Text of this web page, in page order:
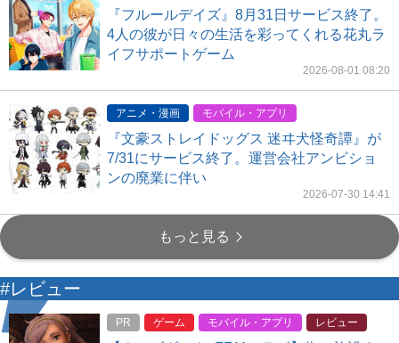
『フルールデイズ』8月31日サービス終了。
4人の彼が日々の生活を彩ってくれる花丸ラ
イフサポートゲーム
2026-08-01 08:20
アニメ・漫画 モバイル・アプリ
『文豪ストレイドッグス 迷ヰ犬怪奇譚』が
7/31にサービス終了。運営会社アンビショ
ンの廃業に伴い
2026-07-30 14:41
もっと見る
#レビュー
PR ゲーム モバイル・アプリ レビュー